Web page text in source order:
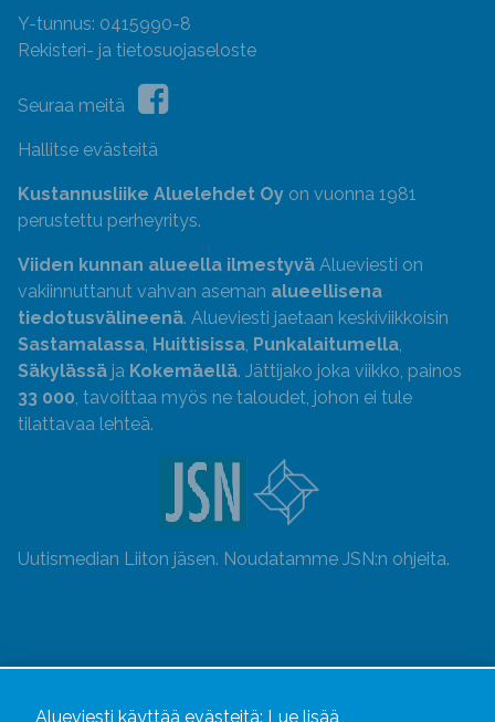
Y-tunnus: 0415990-8
Rekisteri- ja tietosuojaseloste
Seuraa meitä
Hallitse evästeitä
Kustannusliike Aluelehdet Oy on vuonna 1981
perustettu perheyritys.
Viiden kunnan alueella ilmestyvä Alueviesti on
vakiinnuttanut vahvan aseman alueellisena
tiedotusvälineenä. Alueviesti jaetaan keskiviikkoisin
Sastamalassa, Huittisissa, Punkalaitumella,
Säkylässä ja Kokemäellä. Jättijako joka viikko, painos
33 000, tavoittaa myös ne taloudet, johon ei tule
tilattavaa lehteä.
Uutismedian Liiton jäsen. Noudatamme JSN:n ohjeita.
Alueviesti käyttää evästeitä: Lue lisää